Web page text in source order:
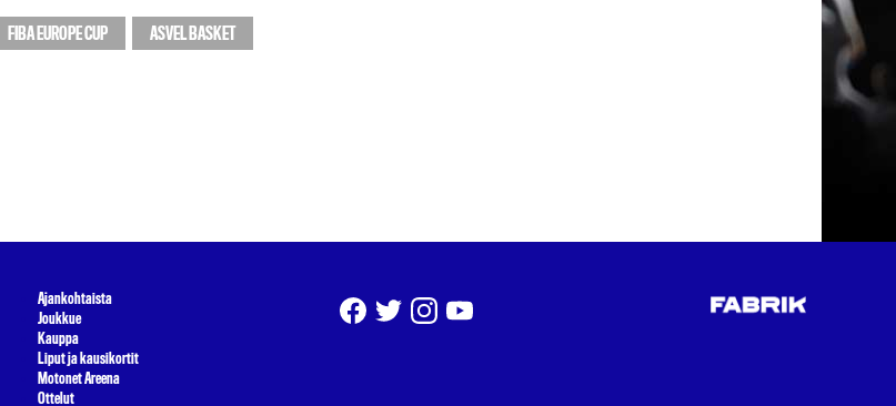
FIBA EUROPE CUP ASVEL BASKET
Ajankohtaista
Joukkue
Kauppa
Liput ja kausikortit
Motonet Areena
Ottelut